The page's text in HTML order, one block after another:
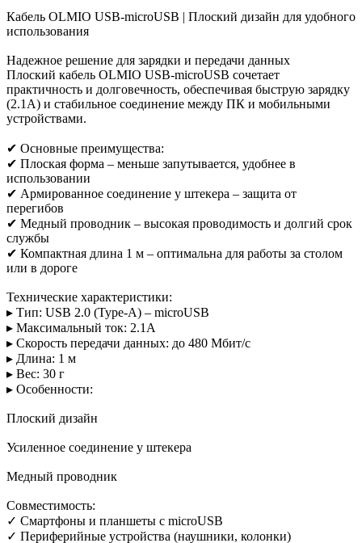
Кабель OLMIO USB-microUSB | Плоский дизайн для удобного
использования
Надежное решение для зарядки и передачи данных
Плоский кабель OLMIO USB-microUSB сочетает
практичность и долговечность, обеспечивая быструю зарядку
(2.1А) и стабильное соединение между ПК и мобильными
устройствами.
✔ Основные преимущества:
✔ Плоская форма – меньше запутывается, удобнее в
использовании
✔ Армированное соединение у штекера – защита от
перегибов
✔ Медный проводник – высокая проводимость и долгий срок
службы
✔ Компактная длина 1 м – оптимальна для работы за столом
или в дороге
Технические характеристики:
▸ Тип: USB 2.0 (Type-A) – microUSB
▸ Максимальный ток: 2.1А
▸ Скорость передачи данных: до 480 Мбит/с
▸ Длина: 1 м
▸ Вес: 30 г
▸ Особенности:
Плоский дизайн
Усиленное соединение у штекера
Медный проводник
Совместимость:
✓ Смартфоны и планшеты с microUSB
✓ Периферийные устройства (наушники, колонки)